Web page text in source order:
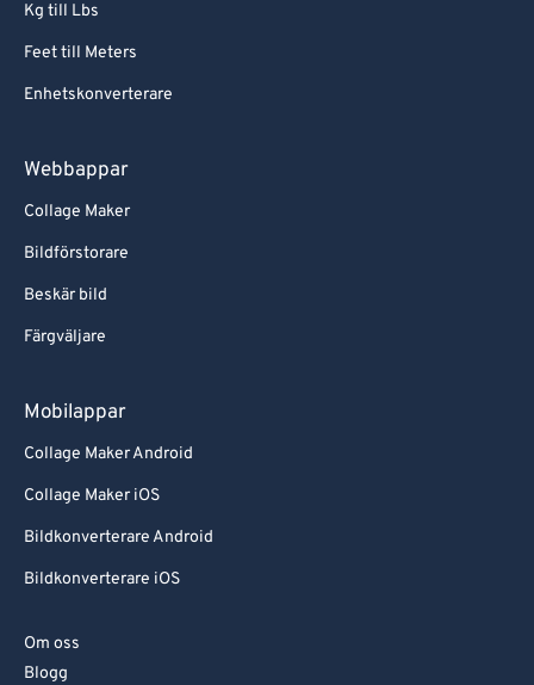
Kg till Lbs
Feet till Meters
Enhetskonverterare
Webbappar
Collage Maker
Bildförstorare
Beskär bild
Färgväljare
Mobilappar
Collage Maker Android
Collage Maker iOS
Bildkonverterare Android
Bildkonverterare iOS
Om oss
Blogg